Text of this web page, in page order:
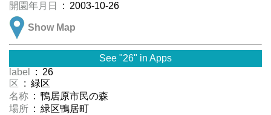
開園年月日
: 2003-10-26
Show Map
See "26" in Apps
label
: 26
区 : 緑区
名称 : 鴨居原市民の森
場所 : 緑区鴨居町